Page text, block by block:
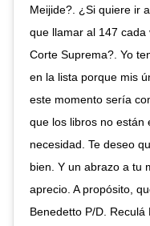
Meijide?. ¿Si quiere ir
que llamar al 147
Corte Suprema?. Yo
en la lista porque mis
este momento sería
que los libros no están
necesidad. Te deseo
bien. Y un abrazo a tu
aprecio. A propósito,
Benedetto P/D. Reculá